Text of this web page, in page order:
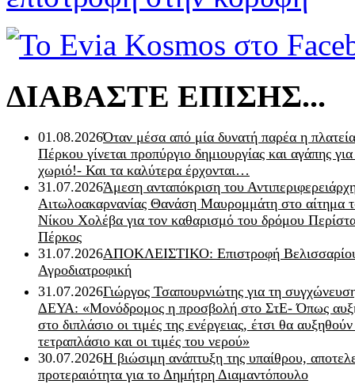
ΔΙΑΒΑΣΤΕ ΕΠΙΣΗΣ...
01.08.2026Όταν μέσα από μία δυνατή παρέα η
Πέρκου γίνεται προπύργιο δημιουργίας και αγάπης
χωριό!- Και τα καλύτερα έρχονται…
31.07.2026Άμεση ανταπόκριση του
Αιτωλοακαρνανίας Θανάση Μαυρομμάτη στο αίτημα
Νίκου Χολέβα για τον καθαρισμό του δρόμου
Πέρκος
31.07.2026ΑΠΟΚΛΕΙΣΤΙΚΟ: Επιστροφή
Αγροδιατροφική
31.07.2026Γιώργος Τσαπουρνιώτης για τη
ΔΕΥΑ: «Μονόδρομος η προσβολή στο ΣτΕ- Όπως
στο διπλάσιο οι τιμές της ενέργειας, έτσι θα
τετραπλάσιο και οι τιμές του νερού»
30.07.2026Η βιώσιμη ανάπτυξη της υπαίθρου,
προτεραιότητα για το Δημήτρη Διαμαντόπουλο